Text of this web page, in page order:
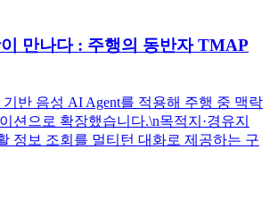
만나다 : 주행의 동반자 TMAP
반 음성 AI Agent를 적용해 주행 중 맥락
션으로 확장했습니다.\n목적지·경유지
정보 조회를 멀티턴 대화로 제공하는 구